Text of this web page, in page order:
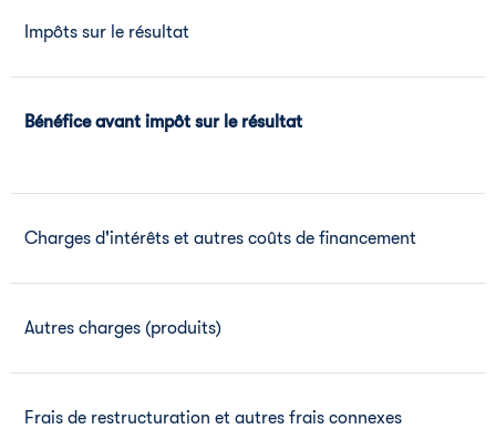
Impôts sur le résultat
Bénéfice avant impôt sur le résultat
Charges d'intérêts et autres coûts de financement
Autres charges (produits)
Frais de restructuration et autres frais connexes